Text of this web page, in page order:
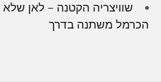
שוויצריה הקטנה – לאן
הכרמל משתנה בדרך